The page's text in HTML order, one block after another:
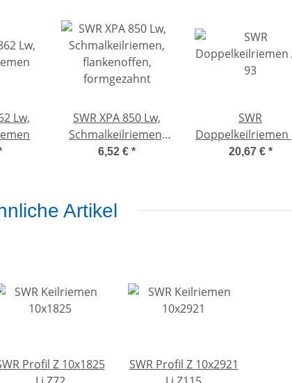
Lw,
SWR XPA 850 Lw,
Schmalkeilriemen,
flankenoffen,
6,52 € *
SWR
Doppelkeilriemen AA
93
20,67 € *
Artikel
Profil Z 10x1825
SWR Profil Z 10x2921